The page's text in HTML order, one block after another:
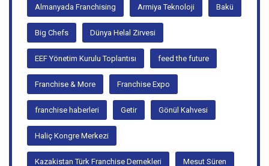
Akreditasyon Ali İhsan TUĞ
Almanyada Franchising Armiya Teknoloji
Big Chefs Dünya Helal Zirvesi
EEF Yönetim Kurulu Toplantısı feed the future
Franchise & More Franchise Expo
franchise haberleri